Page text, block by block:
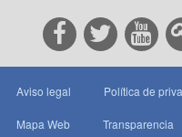
Aviso legal Política de
Mapa Web Transparencia